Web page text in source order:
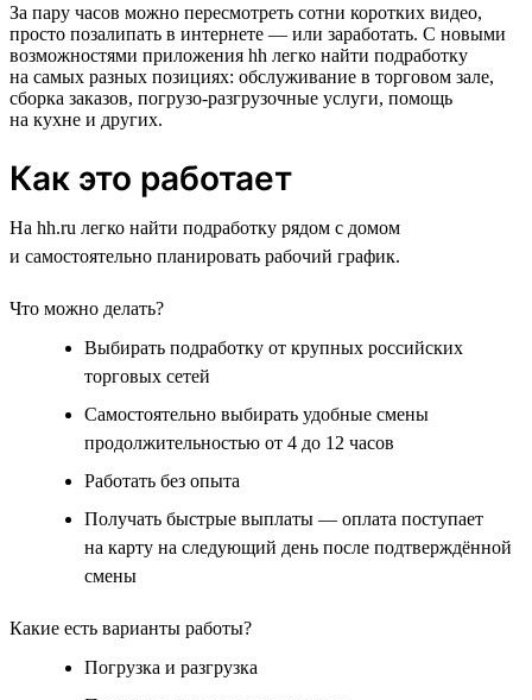
За пару часов можно пересмотреть сотни коротких видео,
просто позалипать в интернете — или заработать. С новыми
возможностями приложения hh легко найти подработку
на самых разных позициях: обслуживание в торговом зале,
сборка заказов, погрузо-разгрузочные услуги, помощь
на кухне и других.
Как это работает
На hh.ru легко найти подработку рядом с домом
и самостоятельно планировать рабочий график.
Что можно делать?
Выбирать подработку от крупных российских
торговых сетей
Самостоятельно выбирать удобные смены
продолжительностью от 4 до 12 часов
Работать без опыта
Получать быстрые выплаты — оплата поступает
на карту на следующий день после подтверждённой
смены
Какие есть варианты работы?
Погрузка и разгрузка